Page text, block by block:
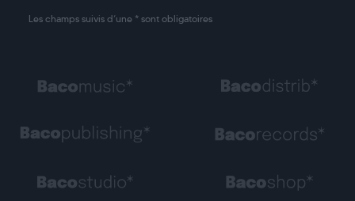
Les champs suivis d’une * sont obligatoires